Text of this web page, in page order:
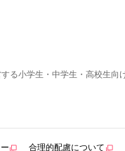
る小学生・中学生・高校生向
合理的配慮について